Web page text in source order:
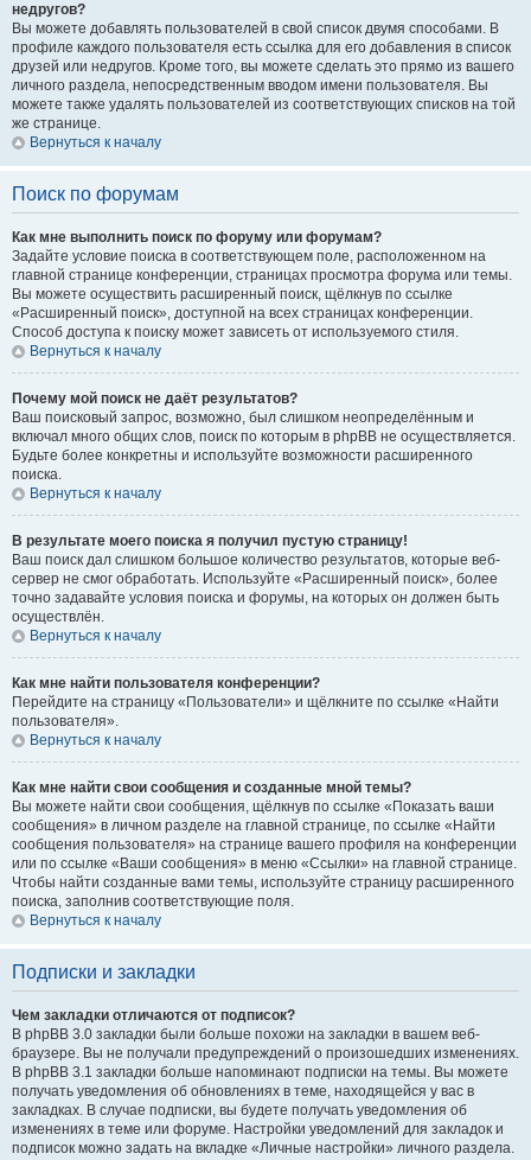
недругов?
Вы можете добавлять пользователей в свой список двумя способами. В
профиле каждого пользователя есть ссылка для его добавления в список
друзей или недругов. Кроме того, вы можете сделать это прямо из вашего
личного раздела, непосредственным вводом имени пользователя. Вы
можете также удалять пользователей из соответствующих списков на той
же странице.
Вернуться к началу
Поиск по форумам
Как мне выполнить поиск по форуму или форумам?
Задайте условие поиска в соответствующем поле, расположенном на
главной странице конференции, страницах просмотра форума или темы.
Вы можете осуществить расширенный поиск, щёлкнув по ссылке
«Расширенный поиск», доступной на всех страницах конференции.
Способ доступа к поиску может зависеть от используемого стиля.
Вернуться к началу
Почему мой поиск не даёт результатов?
Ваш поисковый запрос, возможно, был слишком неопределённым и
включал много общих слов, поиск по которым в phpBB не осуществляется.
Будьте более конкретны и используйте возможности расширенного
поиска.
Вернуться к началу
В результате моего поиска я получил пустую страницу!
Ваш поиск дал слишком большое количество результатов, которые веб-
сервер не смог обработать. Используйте «Расширенный поиск», более
точно задавайте условия поиска и форумы, на которых он должен быть
осуществлён.
Вернуться к началу
Как мне найти пользователя конференции?
Перейдите на страницу «Пользователи» и щёлкните по ссылке «Найти
пользователя».
Вернуться к началу
Как мне найти свои сообщения и созданные мной темы?
Вы можете найти свои сообщения, щёлкнув по ссылке «Показать ваши
сообщения» в личном разделе на главной странице, по ссылке «Найти
сообщения пользователя» на странице вашего профиля на конференции
или по ссылке «Ваши сообщения» в меню «Ссылки» на главной странице.
Чтобы найти созданные вами темы, используйте страницу расширенного
поиска, заполнив соответствующие поля.
Вернуться к началу
Подписки и закладки
Чем закладки отличаются от подписок?
В phpBB 3.0 закладки были больше похожи на закладки в вашем веб-
браузере. Вы не получали предупреждений о произошедших изменениях.
В phpBB 3.1 закладки больше напоминают подписки на темы. Вы можете
получать уведомления об обновлениях в теме, находящейся у вас в
закладках. В случае подписки, вы будете получать уведомления об
изменениях в теме или форуме. Настройки уведомлений для закладок и
подписок можно задать на вкладке «Личные настройки» личного раздела.